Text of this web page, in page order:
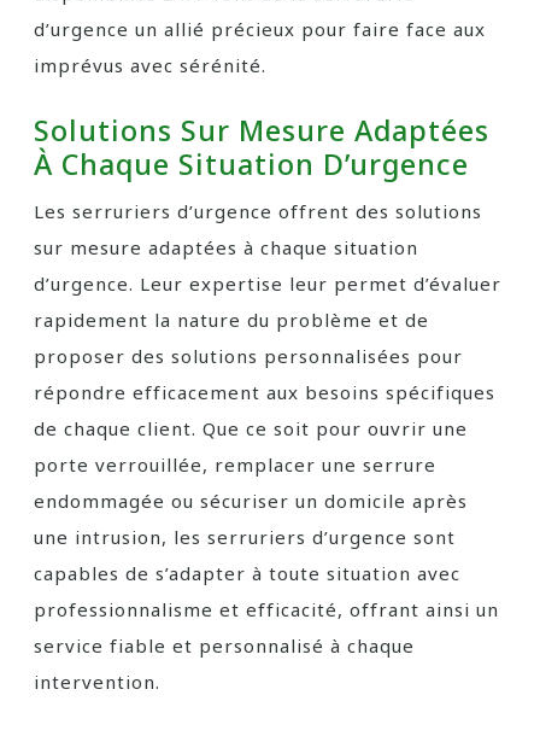
d’urgence un allié précieux pour faire face aux
imprévus avec sérénité.
Solutions Sur Mesure Adaptées
À Chaque Situation D’urgence
Les serruriers d’urgence offrent des solutions
sur mesure adaptées à chaque situation
d’urgence. Leur expertise leur permet d’évaluer
rapidement la nature du problème et de
proposer des solutions personnalisées pour
répondre efficacement aux besoins spécifiques
de chaque client. Que ce soit pour ouvrir une
porte verrouillée, remplacer une serrure
endommagée ou sécuriser un domicile après
une intrusion, les serruriers d’urgence sont
capables de s’adapter à toute situation avec
professionnalisme et efficacité, offrant ainsi un
service fiable et personnalisé à chaque
intervention.